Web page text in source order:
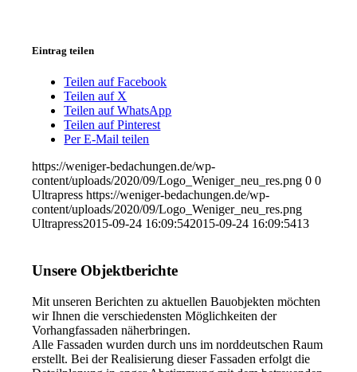
Eintrag teilen
Teilen auf Facebook
Teilen auf X
Teilen auf WhatsApp
Teilen auf Pinterest
Per E-Mail teilen
https://weniger-bedachungen.de/wp-
content/uploads/2020/09/Logo_Weniger_neu_res.png 0 0
Ultrapress https://weniger-bedachungen.de/wp-
content/uploads/2020/09/Logo_Weniger_neu_res.png
Ultrapress2015-09-24 16:09:542015-09-24 16:09:5413
Unsere Objektberichte
Mit unseren Berichten zu aktuellen Bauobjekten möchten
wir Ihnen die verschiedensten Möglichkeiten der
Vorhangfassaden näherbringen.
Alle Fassaden wurden durch uns im norddeutschen Raum
erstellt. Bei der Realisierung dieser Fassaden erfolgt die